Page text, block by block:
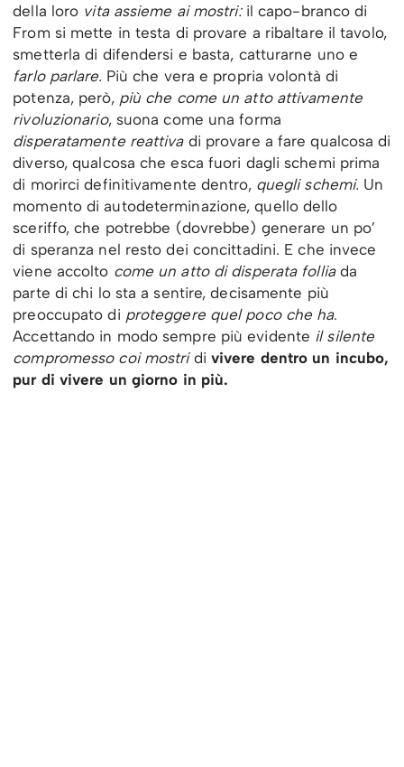
della loro vita assieme ai mostri: il capo-branco di
From si mette in testa di provare a ribaltare il tavolo,
smetterla di difendersi e basta, catturarne uno e
farlo parlare. Più che vera e propria volontà di
potenza, però, più che come un atto attivamente
rivoluzionario, suona come una forma
disperatamente reattiva di provare a fare qualcosa di
diverso, qualcosa che esca fuori dagli schemi prima
di morirci definitivamente dentro,quegli schemi. Un
momento di autodeterminazione, quello dello
sceriffo, che potrebbe (dovrebbe) generare un po’
di speranza nel resto dei concittadini. E che invece
viene accolto come un atto di disperata folliada
parte di chi lo sta a sentire, decisamente più
preoccupato di proteggere quel poco che ha.
Accettando in modo sempre più evidente il silente
compromesso coi mostridi vivere dentro un incubo,
pur di vivere un giorno in più.